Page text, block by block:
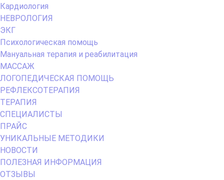
Кардиология
НЕВРОЛОГИЯ
ЭКГ
Психологическая помощь
Мануальная терапия и реабилитация
МАССАЖ
ЛОГОПЕДИЧЕСКАЯ ПОМОЩЬ
РЕФЛЕКСОТЕРАПИЯ
ТЕРАПИЯ
СПЕЦИАЛИСТЫ
ПРАЙС
УНИКАЛЬНЫЕ МЕТОДИКИ
НОВОСТИ
ПОЛЕЗНАЯ ИНФОРМАЦИЯ
ОТЗЫВЫ